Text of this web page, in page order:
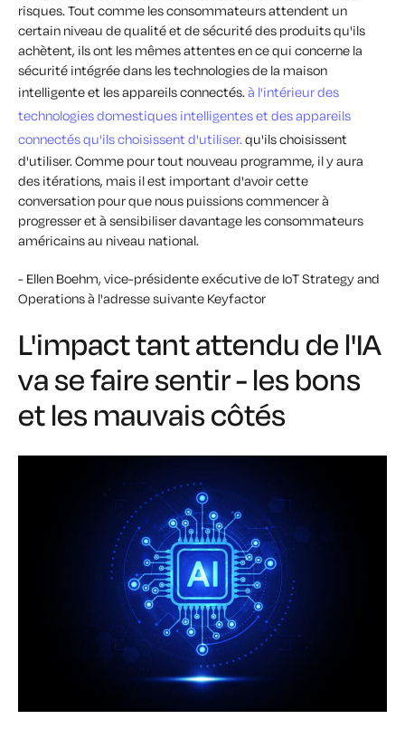
risques. Tout comme les consommateurs attendent un
certain niveau de qualité et de sécurité des produits qu'ils
achètent, ils ont les mêmes attentes en ce qui concerne la
sécurité intégrée dans les technologies de la maison
intelligente et les appareils connectés.à l'intérieur des
technologies domestiques intelligentes et des appareils
connectés qu'ils choisissent d'utiliser.qu'ils choisissent
d'utiliser. Comme pour tout nouveau programme, il y aura
des itérations, mais il est important d'avoir cette
conversation pour que nous puissions commencer à
progresser et à sensibiliser davantage les consommateurs
américains au niveau national.
- Ellen Boehm, vice-présidente exécutive de IoT Strategy and
Operations à l'adresse suivante Keyfactor
L'impact tant attendu de l'IA
va se faire sentir - les bons
et les mauvais côtés